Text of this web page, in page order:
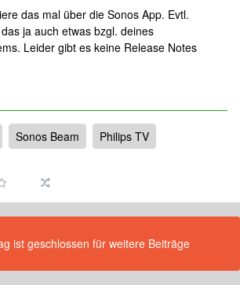
das mal über die Sonos App. Evtl.
ja auch etwas bzgl. deines
Leider gibt es keine Release Notes
Sonos Beam Philips TV
ist geschlossen für weitere Beiträge